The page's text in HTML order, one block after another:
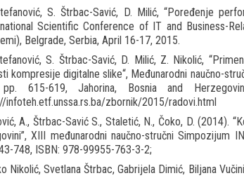
S. Štrbac-Savić, D. Milić, “Poređenje
Scientific Conference of IT and Business-
Belgrade, Serbia, April 16-17, 2015.
S. Štrbac-Savić, D. Milić, Z. Nikolić,
kompresije digitalne slike“, Međunarodni naučno-
615-619, Jahorina, Bosnia and
infoteh.etf.unssa.rs.ba/zbornik/2015/radovi.html
A., Štrbac-Savić S., Staletić, N., Čoko, D. (2014).
XIII međunarodni naučno-stručni Simpozijum
748, ISBN: 978-99955-763-3-2;
Nikolić, Svetlana Štrbac, Gabrijela Dimić, Biljana